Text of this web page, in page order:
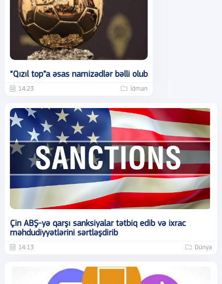
“Qızıl top”a əsas namizədlər bəlli olub
14:23 İdman
Çin ABŞ-yə qarşı sanksiyalar tətbiq edib və ixrac
məhdudiyyətlərini sərtləşdirib
14:13 Dünya